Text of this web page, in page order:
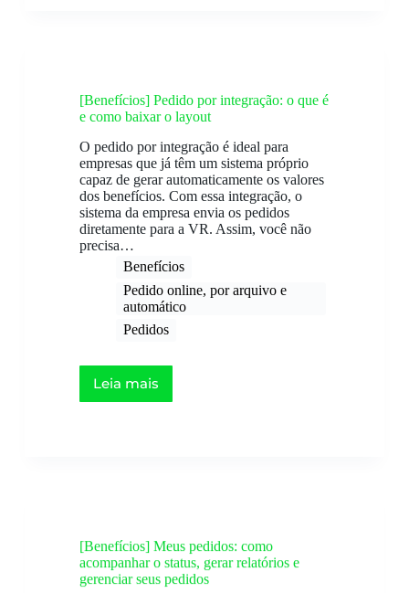
[Benefícios] Pedido por integração: o que é
e como baixar o layout
O pedido por integração é ideal para
empresas que já têm um sistema próprio
capaz de gerar automaticamente os valores
dos benefícios. Com essa integração, o
sistema da empresa envia os pedidos
diretamente para a VR. Assim, você não
precisa…
Benefícios
Pedido online, por arquivo e
automático​
Pedidos
Leia mais
[Benefícios] Meus pedidos: como
acompanhar o status, gerar relatórios e
gerenciar seus pedidos